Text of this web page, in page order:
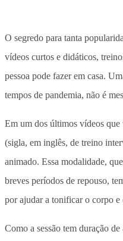
O segredo para tanta
vídeos curtos e didáticos,
pessoa pode fazer em casa.
tempos de pandemia, não é
Em um dos últimos vídeos
(sigla, em inglês, de treino
animado. Essa modalidade,
breves períodos de repouso,
por ajudar a tonificar o corpo e
Como a sessão tem duração